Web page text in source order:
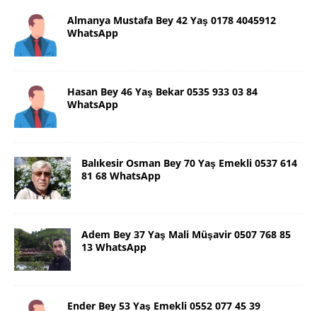
Almanya Mustafa Bey 42 Yaş 0178 4045912
WhatsApp
Hasan Bey 46 Yaş Bekar 0535 933 03 84
WhatsApp
Balıkesir Osman Bey 70 Yaş Emekli 0537 614
81 68 WhatsApp
Adem Bey 37 Yaş Mali Müşavir 0507 768 85
13 WhatsApp
Ender Bey 53 Yaş Emekli 0552 077 45 39